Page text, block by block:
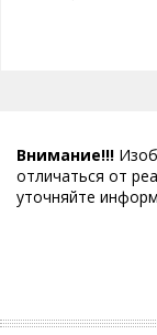
Внимание!!!
отличаться от
уточняйте